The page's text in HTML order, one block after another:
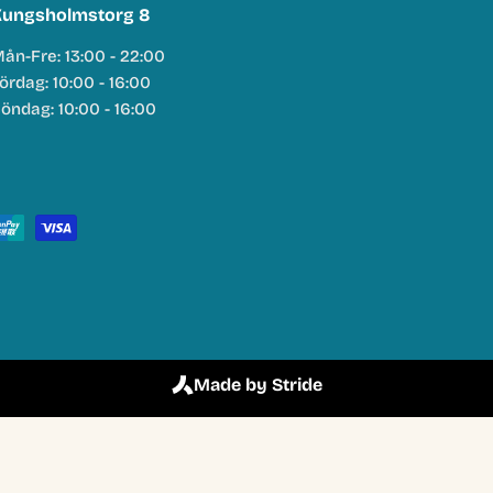
8
Fre: 13:00 - 22:00
10:00 - 16:00
10:00 - 16:00
Made by Stride